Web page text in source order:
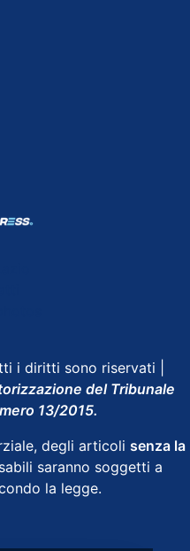
i diritti sono riservati |
del Tribunale
13/2015.
degli articoli senza la
saranno soggetti a
la legge.